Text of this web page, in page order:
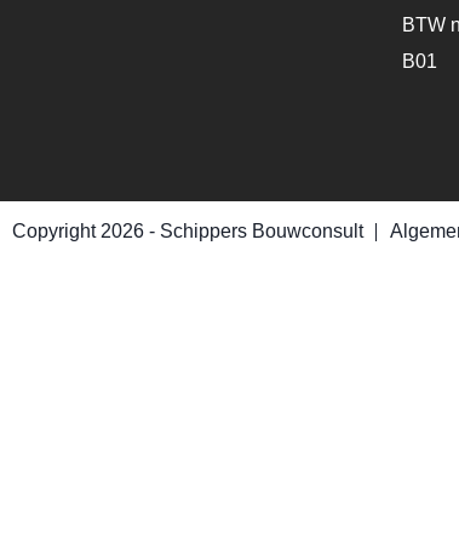
BTW
B01
Copyright 2026 - Schippers Bouwconsult